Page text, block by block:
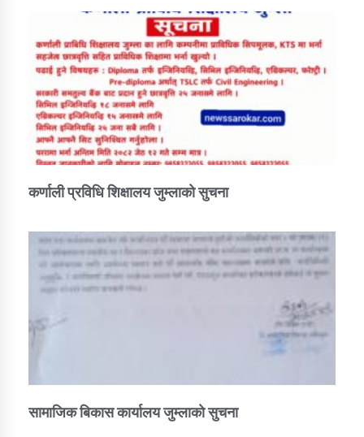
कर्णाली प्रविधि शिक्षालय जुम्लाको सुचना
सामाजिक बिकास कार्यालय जुम्लाकाे सुचना